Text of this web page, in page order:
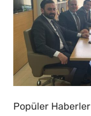
Popüler Haberler